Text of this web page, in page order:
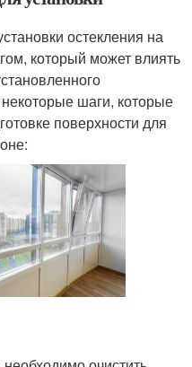
остекления на
который может влиять
шаги, которые
поверхности для